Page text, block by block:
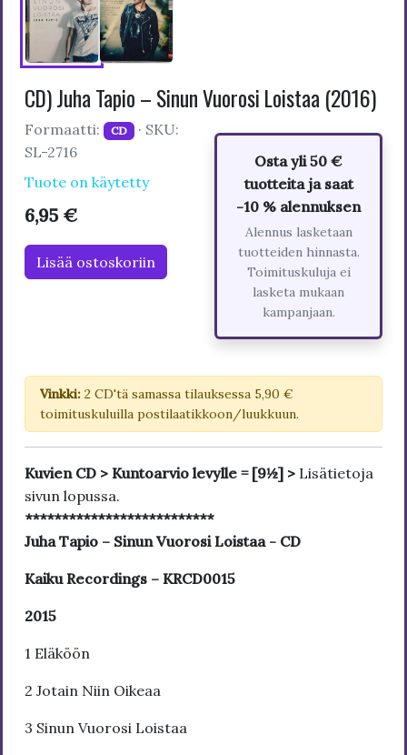
CD) Juha Tapio – Sinun Vuorosi Loistaa (2016)
Formaatti: CD · SKU:
SL-2716
Tuote on käytetty
6,95 €
Lisää ostoskoriin
Osta yli 50 €
tuotteita ja saat
-10 % alennuksen
Alennus lasketaan
tuotteiden hinnasta.
Toimituskuluja ei
lasketa mukaan
kampanjaan.
Vinkki: 2 CD'tä samassa tilauksessa 5,90 €
toimituskuluilla postilaatikkoon/luukkuun.
Kuvien CD > Kuntoarvio levylle = [9½] > Lisätietoja
sivun lopussa.
**************************
Juha Tapio – Sinun Vuorosi Loistaa - CD
Kaiku Recordings – KRCD0015
2015
1 Eläköön
2 Jotain Niin Oikeaa
3 Sinun Vuorosi Loistaa